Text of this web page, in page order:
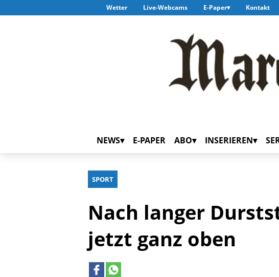
Wetter Live-Webcams E-Paper Kontakt
NEWS E-PAPER ABO INSERIEREN
SPORT
Nach langer
jetzt ganz oben